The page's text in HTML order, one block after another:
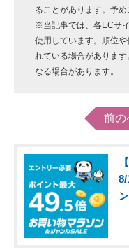
ることがあります。予め
※当記事では、各ECサ
使用しています。順位
れている場合がありま
なる場合があります。
前の